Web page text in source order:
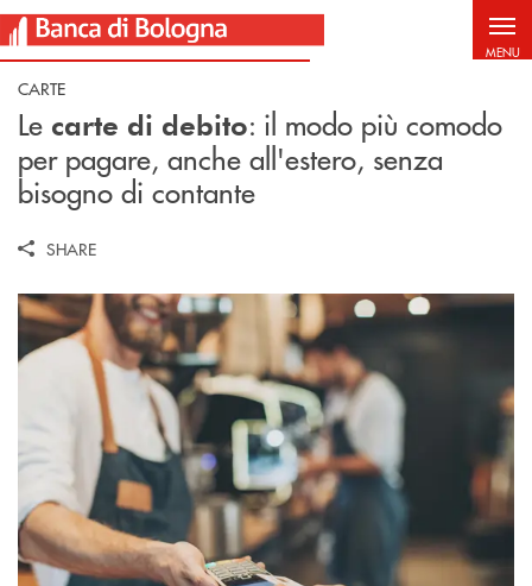
Salta al contenuto principale
MENU
CARTE
Le carte di debito: il modo più comodo
per pagare, anche all'estero, senza
bisogno di contante
SHARE